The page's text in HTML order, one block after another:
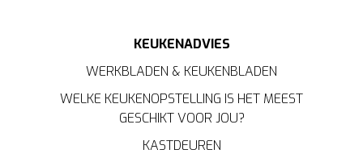
KEUKENADVIES
WERKBLADEN & KEUKENBLADEN
WELKE KEUKENOPSTELLING IS HET MEEST
GESCHIKT VOOR JOU?
KASTDEUREN